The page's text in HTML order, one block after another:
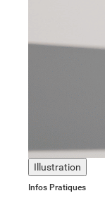
Illustration
Infos Pratiques